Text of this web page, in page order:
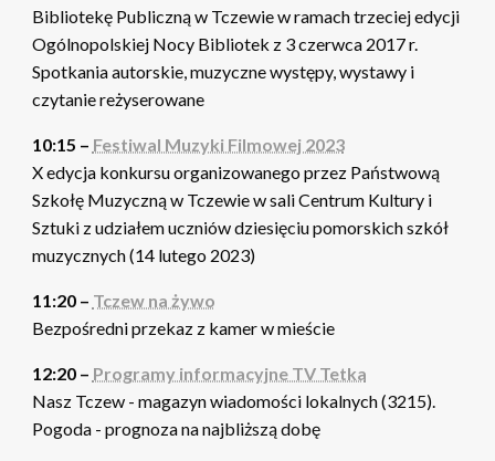
Bibliotekę Publiczną w Tczewie w ramach trzeciej edycji
Ogólnopolskiej Nocy Bibliotek z 3 czerwca 2017 r.
Spotkania autorskie, muzyczne występy, wystawy i
czytanie reżyserowane
10:15 – Festiwal Muzyki Filmowej 2023
X edycja konkursu organizowanego przez Państwową
Szkołę Muzyczną w Tczewie w sali Centrum Kultury i
Sztuki z udziałem uczniów dziesięciu pomorskich szkół
muzycznych (14 lutego 2023)
11:20 – Tczew na żywo
Bezpośredni przekaz z kamer w mieście
12:20 – Programy informacyjne TV Tetka
Nasz Tczew - magazyn wiadomości lokalnych (3215).
Pogoda - prognoza na najbliższą dobę